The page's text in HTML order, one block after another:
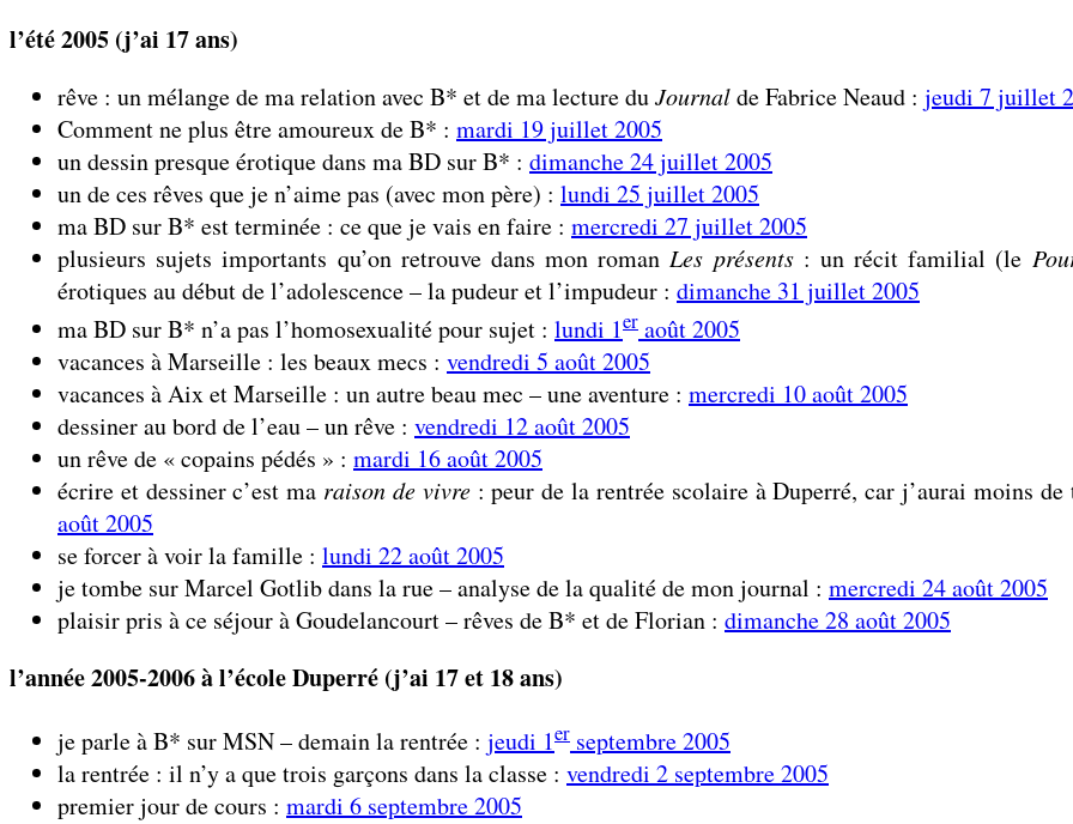
l’été 2005 (j’ai 17 ans)
rêve : un mélange de ma relation avec B* et de ma lecture duJournalde Fabrice Neaud : jeudi 7 juillet
Comment ne plus être amoureux de B* : mardi 19 juillet 2005
un dessin presque érotique dans ma BD sur B* : dimanche 24 juillet 2005
un de ces rêves que je n’aime pas (avec mon père) : lundi 25 juillet 2005
ma BD sur B* est terminée : ce que je vais en faire : mercredi 27 juillet 2005
plusieurs sujets importants qu’on retrouve dans mon romanLes présents: un récit familial (le
érotiques au début de l’adolescence – la pudeur et l’impudeur : dimanche 31 juillet 2005
ma BD sur B* n’a pas l’homosexualité pour sujet : lundi 1er août 2005
vacances à Marseille : les beaux mecs : vendredi 5 août 2005
vacances à Aix et Marseille : un autre beau mec – une aventure : mercredi 10 août 2005
dessiner au bord de l’eau – un rêve : vendredi 12 août 2005
un rêve de « copains pédés » : mardi 16 août 2005
écrire et dessiner c’est ma raison de vivre: peur de la rentrée scolaire à Duperré, car j’aurai moins
août 2005
se forcer à voir la famille : lundi 22 août 2005
je tombe sur Marcel Gotlib dans la rue – analyse de la qualité de mon journal : mercredi 24 août 2005
plaisir pris à ce séjour à Goudelancourt – rêves de B* et de Florian : dimanche 28 août 2005
l’année 2005-2006 à l’école Duperré (j’ai 17 et 18 ans)
je parle à B* sur MSN – demain la rentrée : jeudi 1er septembre 2005
la rentrée : il n’y a que trois garçons dans la classe : vendredi 2 septembre 2005
premier jour de cours : mardi 6 septembre 2005